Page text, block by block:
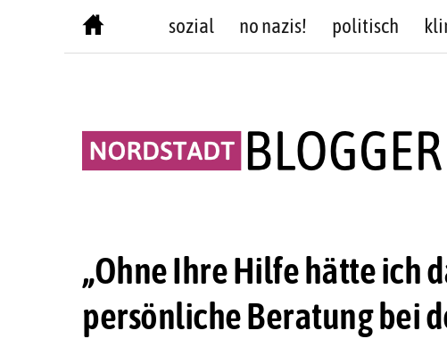
sozial no nazis! politisch
„Ohne Ihre Hilfe hätte ich
persönliche Beratung bei